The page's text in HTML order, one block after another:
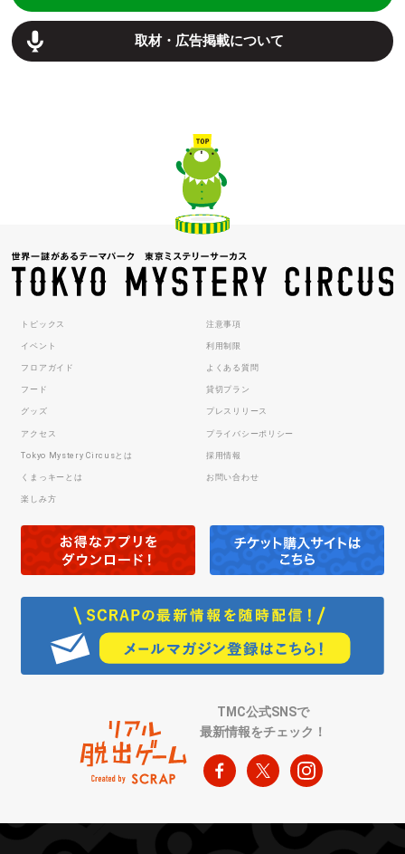
取材・広告掲載について
トピックス
イベント
フロアガイド
フード
グッズ
アクセス
Tokyo Mystery Circusとは
くまっキーとは
楽しみ方
注意事項
利用制限
よくある質問
貸切プラン
プレスリリース
プライバシーポリシー
採用情報
お問い合わせ
TMC公式SNSで
最新情報をチェック！